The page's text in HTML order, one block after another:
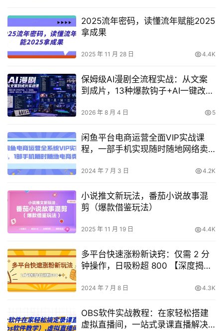
2025流年密码，读懂流年赋能2025
拿成果
2025 年 11 月 28 日 4.4K
保姆级AI漫剧全流程实战：从文案
到成片，13种爆款钩子+AI一键改稿
频
2026 年 8 月 4 日 5
闲鱼平台电商运营全面VIP实战课
程，一部手机实现随时随地网络卖
2024 年 7 月 3 日 4.2K
小说推文新玩法，番茄小说故事混
剪（爆款借鉴玩法）
2025 年 11 月 19 日 4.4K
多平台快速涨粉新诀窍：仅需 2 分
钟操作，日吸粉超 800 【深度揭
2024 年 7 月 8 日 4.3K
OBS软件实战教程：在家轻松搭建
虚拟直播间，一站式录课直播解决